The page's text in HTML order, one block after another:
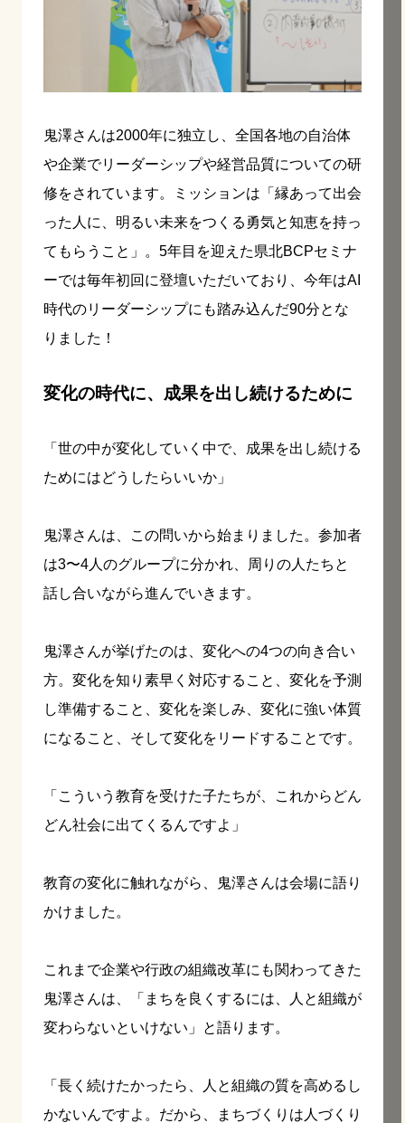
鬼澤さんは2000年に独立し、全国各地の自治体
や企業でリーダーシップや経営品質についての研
修をされています。ミッションは「縁あって出会
った人に、明るい未来をつくる勇気と知恵を持っ
てもらうこと」。5年目を迎えた県北BCPセミナ
ーでは毎年初回に登壇いただいており、今年はAI
時代のリーダーシップにも踏み込んだ90分とな
りました！
変化の時代に、成果を出し続けるために
「世の中が変化していく中で、成果を出し続ける
ためにはどうしたらいいか」
鬼澤さんは、この問いから始まりました。参加者
は3〜4人のグループに分かれ、周りの人たちと
話し合いながら進んでいきます。
鬼澤さんが挙げたのは、変化への4つの向き合い
方。変化を知り素早く対応すること、変化を予測
し準備すること、変化を楽しみ、変化に強い体質
になること、そして変化をリードすることです。
「こういう教育を受けた子たちが、これからどん
どん社会に出てくるんですよ」
教育の変化に触れながら、鬼澤さんは会場に語り
かけました。
これまで企業や行政の組織改革にも関わってきた
鬼澤さんは、「まちを良くするには、人と組織が
変わらないといけない」と語ります。
「長く続けたかったら、人と組織の質を高めるし
かないんですよ。だから、まちづくりは人づくり